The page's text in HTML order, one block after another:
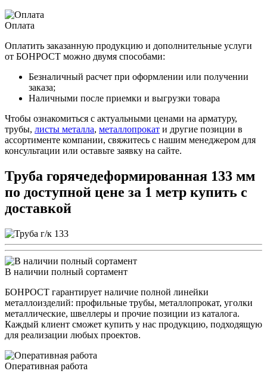
Оплата
Оплатить заказанную продукцию и дополнительные услуги
от БОНРОСТ можно двумя способами:
Безналичный расчет при оформлении или получении
заказа;
Наличными после приемки и выгрузки товара
Чтобы ознакомиться с актуальными ценами на арматуру,
трубы, листы металла, металлопрокат и другие позиции в
ассортименте компании, свяжитесь с нашим менеджером для
консультации или оставьте заявку на сайте.
Труба горячедеформированная 133 мм
по доступной цене за 1 метр купить с
доставкой
В наличии полный сортамент
БОНРОСТ гарантирует наличие полной линейки
металлоизделий: профильные трубы, металлопрокат, уголки
металлические, швеллеры и прочие позиции из каталога.
Каждый клиент сможет купить у нас продукцию, подходящую
для реализации любых проектов.
Оперативная работа